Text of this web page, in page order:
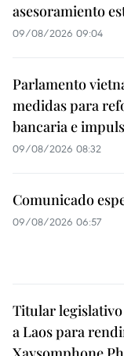
asesoramiento
09/08/2026 09:04
Parlamento
medidas para
bancaria e
09/08/2026 08:32
Comunicado
09/08/2026 06:57
Titular
a Laos para